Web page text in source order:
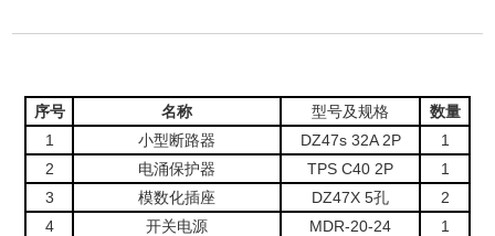
序号 名称 型号及规格
数量
1
小型断路器 DZ47s 32A 2P
1
2
电涌保护器 TPS C40 2P
1
3
模数化插座 DZ47X 5孔
2
4
开关电源 MDR-20-24
1